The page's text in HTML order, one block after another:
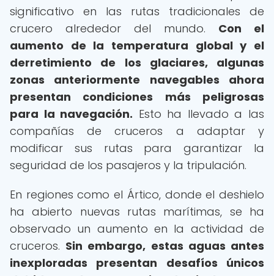
significativo en las rutas tradicionales de
crucero alrededor del mundo. Con el
aumento de la temperatura global y el
derretimiento de los glaciares, algunas
zonas anteriormente navegables ahora
presentan condiciones más peligrosas
para la navegación. Esto ha llevado a las
compañías de cruceros a adaptar y
modificar sus rutas para garantizar la
seguridad de los pasajeros y la tripulación.
En regiones como el Ártico, donde el deshielo
ha abierto nuevas rutas marítimas, se ha
observado un aumento en la actividad de
cruceros. Sin embargo, estas aguas antes
inexploradas presentan desafíos únicos